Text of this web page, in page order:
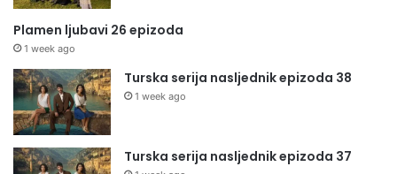
Plamen ljubavi 26 epizoda
1 week ago
Turska serija nasljednik epizoda 38
1 week ago
Turska serija nasljednik epizoda 37